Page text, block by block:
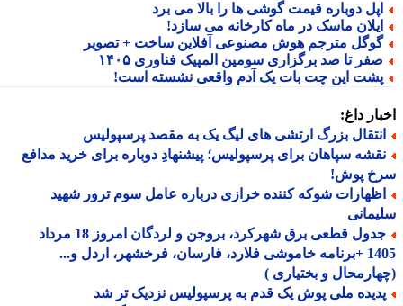
دوباره قیمت گوشی ها را بالا می برد
ماسک در ماه کارخانه می سازد!
مترجم هوش مصنوعی آفلاین ساخت + تصویر
تا صد برگزاری سومین المپیک فناوری ۱۴۰۵
این چت بات یک آدم واقعی نشسته است!
داغ:
بزرگ ارتشی های لیگ یک به مقصد پرسپولیس
سپاهان برای پرسپولیس؛ پیشنهادِ دوباره برای خرید مدافع
پوش!
شوکه کننده خرازی درباره عامل سوم ترور شهید
جدول قطعی برق شهرکرد، بروجن و لردگان امروز 18 مرداد
1405 +برنامه خاموشی فلارد، فارسان، فرخشهر، اردل و...
و بختیاری )
ملی پوش یک قدم به پرسپولیس نزدیک تر شد